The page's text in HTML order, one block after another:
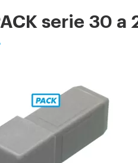
serie 30 a